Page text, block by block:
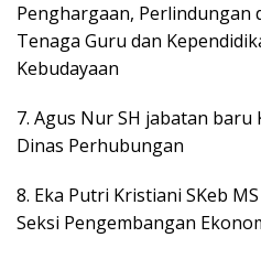
Penghargaan, Perlindungan
Tenaga Guru dan
Kebudayaan
7. Agus Nur SH jabatan baru
Dinas Perhubungan
8. Eka Putri Kristiani SKeb
Seksi Pengembangan